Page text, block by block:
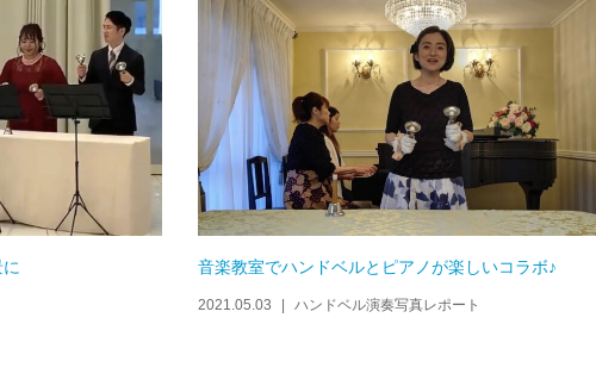
音楽教室でハンドベルとピアノが楽しいコラボ♪
2021.05.03 ハンドベル演奏写真レポート